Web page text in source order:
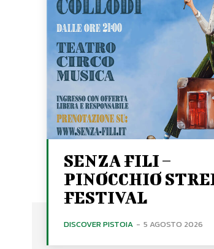
SENZA FILI –
PINOCCHIO
FESTIVAL
DISCOVER PISTOIA - 5 AGOSTO 2026